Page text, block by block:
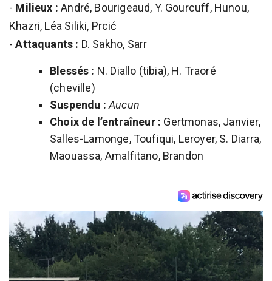
- Milieux : André, Bourigeaud, Y. Gourcuff, Hunou,
Khazri, Léa Siliki, Prcić
-Attaquants : D. Sakho, Sarr
Blessés : N. Diallo (tibia), H. Traoré
(cheville)
Suspendu : Aucun
Choix de l’entraîneur : Gertmonas, Janvier,
Salles-Lamonge, Toufiqui, Leroyer, S. Diarra,
Maouassa, Amalfitano, Brandon